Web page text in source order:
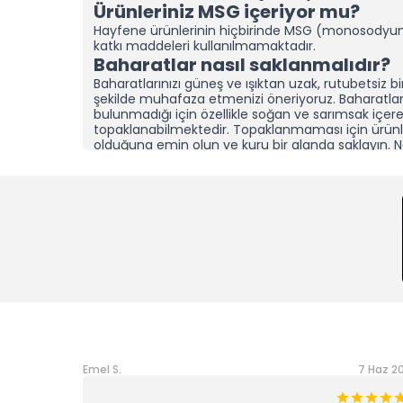
Ürünleriniz MSG içeriyor mu?
Hayfene ürünlerinin hiçbirinde MSG
katkı maddeleri kullanılmamaktadır.
Baharatlar nasıl saklanmalıdır?
Baharatlarınızı güneş ve ışıktan uzak, rutubetsiz
şekilde muhafaza etmenizi öneriyoruz.
bulunmadığı için özellikle soğan ve sarımsak
topaklanabilmektedir. Topaklanmaması için
olduğuna emin olun ve kuru bir alanda saklayın.
Topaklanma, ürünün bozulduğu
Ürünlerinizi diğer baharat
Hayfene olarak ürünlerimizi her zaman son
Katkı, koruyucu ve dolgu
aşamalarımızın Hayfene standartlarını
yaklaşım sayesinde sizlere hem lezzetli hem
Emel S. 7 Haz